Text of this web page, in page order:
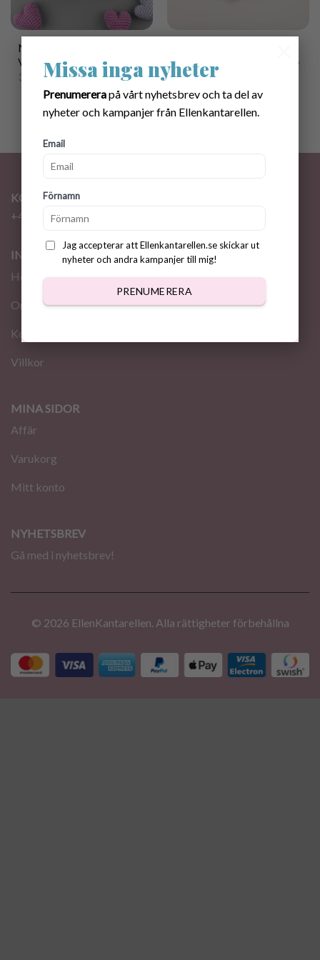
Missa inga nyheter
Prenumererapå vårt nyhetsbrev och ta del av
nyheter och kampanjer från Ellenkantarellen.
Email
Förnamn
Jag accepterar att Ellenkantarellen.se skickar ut
nyheter och andra kampanjer till mig!
PRENUMERERA
Mönster virkad
Virknåls/Glasögonhållare
39.00kr
Virknåls/Glasögonhållare
Hund
40.00kr
KONTAKT
+46 72 310 46 48
INFORMATION
Hem
Om oss
Kontakt
Villkor
MINA SIDOR
Affär
Varukorg
Mitt konto
NYHETSBREV
Gå med i nyhetsbrev!
© 2026 EllenKantarellen. Alla rättigheter förbehållna